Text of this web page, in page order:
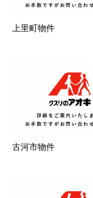
上里町物件
古河市物件